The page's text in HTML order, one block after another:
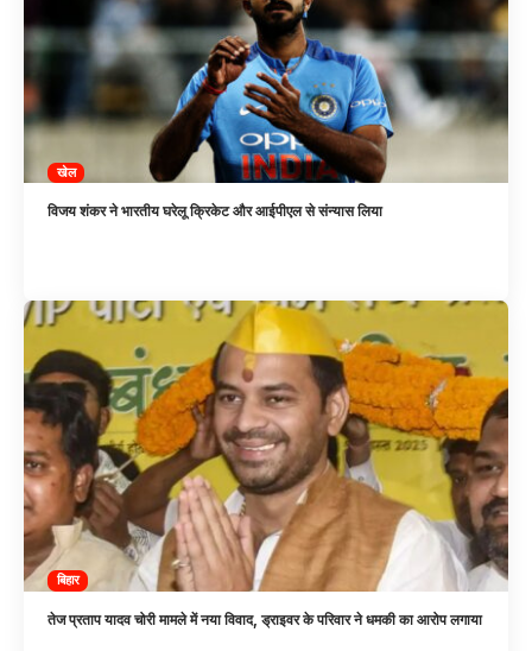
खेल
विजय शंकर ने भारतीय घरेलू क्रिकेट और आईपीएल से संन्यास लिया
बिहार
तेज प्रताप यादव चोरी मामले में नया विवाद, ड्राइवर के परिवार ने धमकी का आरोप लगाया